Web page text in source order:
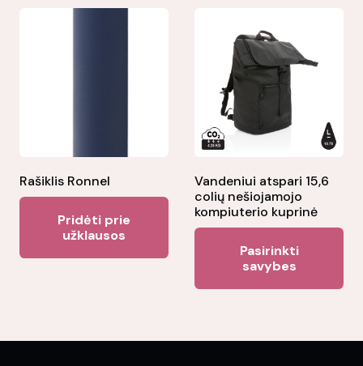
Rašiklis Ronnel
Pridėti prie
užklausos
Vandeniui atspari 15,6
colių nešiojamojo
kompiuterio kuprinė
Pasirinkti
savybes
has